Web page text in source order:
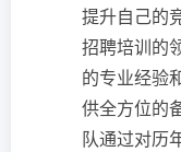
提升自己的
招聘培训的
的专业经验
供全方位的
队通过对历